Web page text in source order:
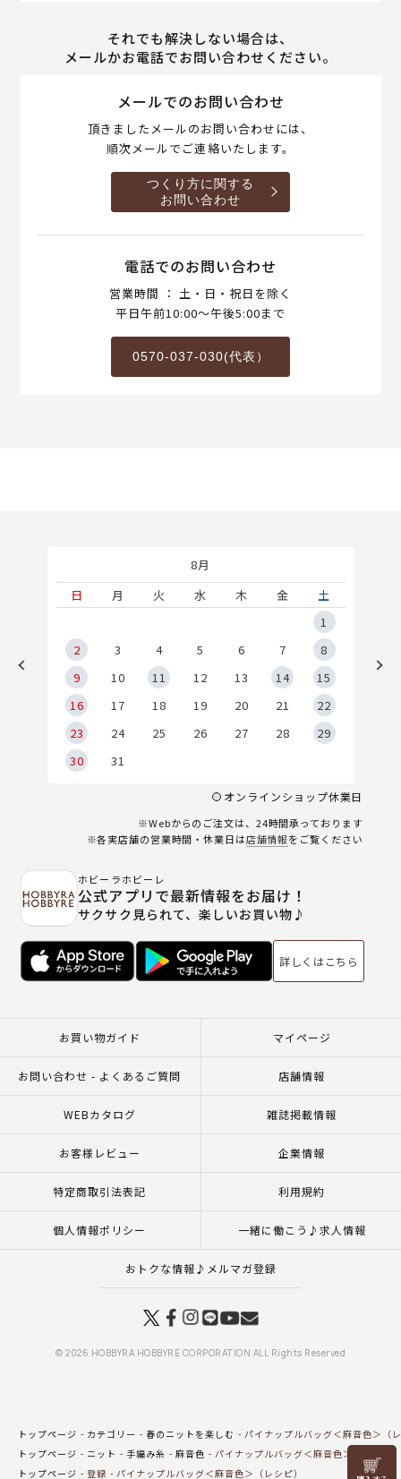
リリヤン
それでも解決しない場合は、
メールかお電話でお問い合わせください。
メールでのお問い合わせ
頂きましたメールのお問い合わせには、
順次メールでご連絡いたします。
つくり方に関する
お問い合わせ
電話でのお問い合わせ
営業時間 ： 土・日・祝日を除く
平日午前10:00～午後5:00まで
0570-037-030(代表）
8月
日
月 火 水 木 金
土
1
2
3 4 5 6 7
8
9
10 11 12 13 14
15
16
17 18 19 20 21
22
23
24 25 26 27 28
29
30
31
オンラインショップ休業日
※Webからのご注文は、24時間承っております
※各実店舗の営業時間・休業日は店舗情報をご覧ください
ホビーラホビーレ
公式アプリで最新情報をお届け！
サクサク見られて、楽しいお買い物♪
詳しくはこちら
お買い物ガイド マイページ
お問い合わせ - よくあるご質問 店舗情報
WEBカタログ 雑誌掲載情報
お客様レビュー 企業情報
特定商取引法表記 利用規約
個人情報ポリシー 一緒に働こう♪求人情報
おトクな情報♪メルマガ登録
© 2026 HOBBYRA HOBBYRE CORPORATION ALL Rights Reserved
トップページ カテゴリー 春のニットを楽しむ
パイナップルバッグ＜麻音色＞（
トップページ
ニット 手編み糸 麻音色
パイナップルバッグ＜麻音色＞（レシピ）
トップページ
登録 パイナップルバッグ＜麻音色＞（レシピ）